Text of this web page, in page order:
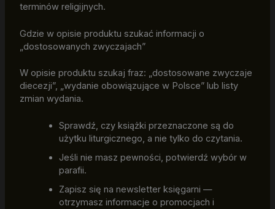
terminów religijnych.
Gdzie w opisie produktu szukać informacji o
„dostosowanych zwyczajach”
W opisie produktu szukaj fraz: „dostosowane zwyczaje
diecezji”, „wydanie obowiązujące w Polsce” lub listy
zmian wydania.
Sprawdź, czy książki przeznaczone są do
użytku liturgicznego, a nie tylko do czytania.
Jeśli nie masz pewności, potwierdź wybór w
parafii.
Zapisz się na newsletter księgarni —
otrzymasz informacje o promocjach i